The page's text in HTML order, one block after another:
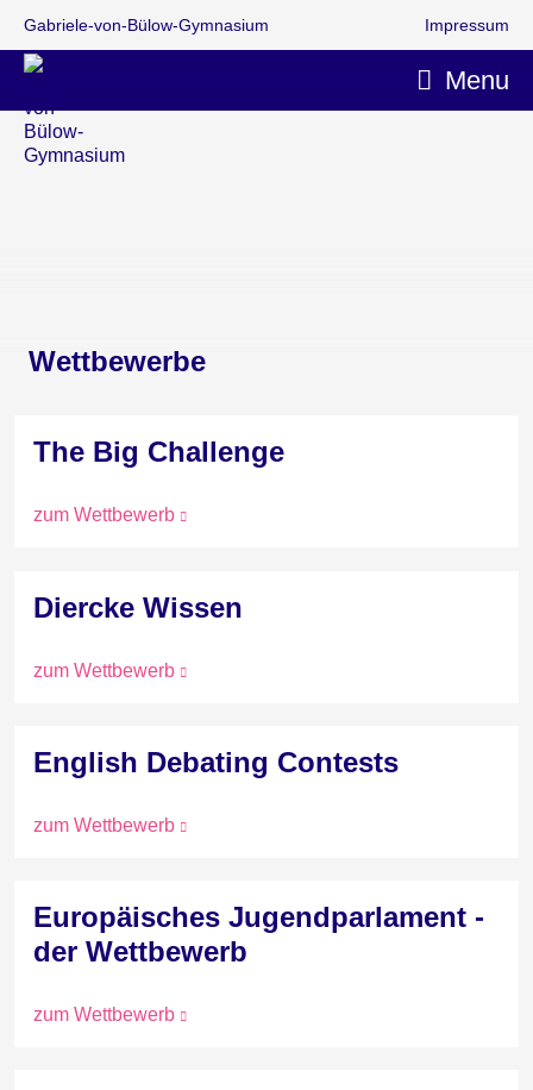
Gabriele-von-Bülow-Gymnasium Impressum
Menu
Wettbewerbe
The Big Challenge
zum Wettbewerb
Diercke Wissen
zum Wettbewerb
English Debating Contests
zum Wettbewerb
Europäisches Jugendparlament -
der Wettbewerb
zum Wettbewerb